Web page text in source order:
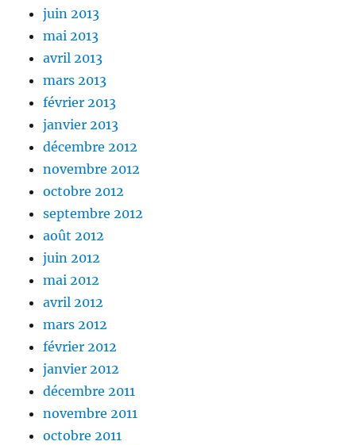
juin 2013
mai 2013
avril 2013
mars 2013
février 2013
janvier 2013
décembre 2012
novembre 2012
octobre 2012
septembre 2012
août 2012
juin 2012
mai 2012
avril 2012
mars 2012
février 2012
janvier 2012
décembre 2011
novembre 2011
octobre 2011